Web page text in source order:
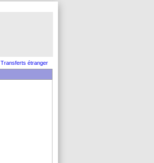
Transferts étranger